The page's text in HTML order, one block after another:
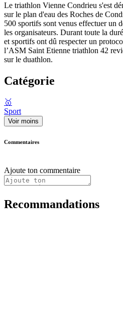
Le triathlon Vienne Condrieu s'est
sur le plan d'eau des Roches de
500 sportifs sont venus effectuer un
les organisateurs. Durant toute la
et sportifs ont dû respecter un
l’ASM Saint Etienne triathlon 42
sur le duathlon.
Catégorie
🥇
Sport
Voir moins
Commentaires
Ajoute ton commentaire
Recommandations